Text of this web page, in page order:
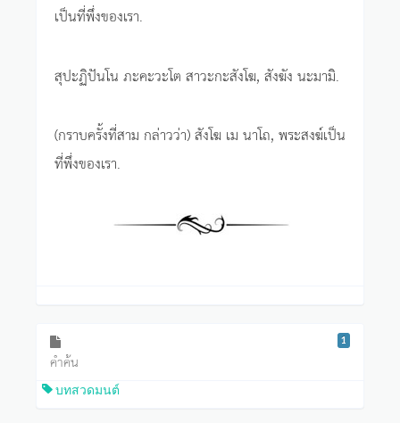
เป็นที่พึ่งของเรา.
สุปะฏิปันโน ภะคะวะโต สาวะกะสังโฆ, สังฆัง นะมามิ.
(กราบครั้งที่สาม กล่าวว่า) สังโฆ เม นาโถ, พระสงฆ์เป็น
ที่พึ่งของเรา.
คำค้น
1
บทสวดมนต์